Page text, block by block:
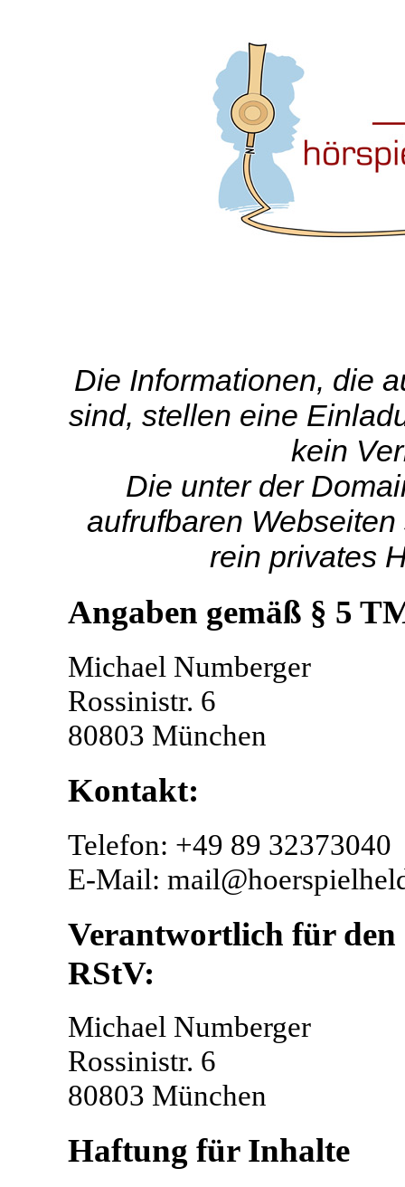
Die Informationen, die
sind, stellen eine
kein
Die unter der
aufrufbaren
rein privates
Angaben gemäß § 5
Michael Numberger
Rossinistr. 6
80803 München
Kontakt:
Telefon: +49 89 32373040
E-Mail:
Verantwortlich für den
RStV:
Michael Numberger
Rossinistr. 6
80803 München
Haftung für Inhalte